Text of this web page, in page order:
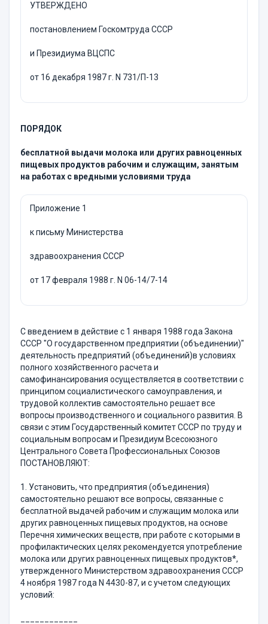
УТВЕРЖДЕНО
постановлением Госкомтруда СССР
и Президиума ВЦСПС
от 16 декабря 1987 г. N 731/П-13
ПОРЯДОК
бесплатной выдачи молока или других равноценных
пищевых продуктов рабочим и служащим, занятым
на работах с вредными условиями труда
Приложение 1
к письму Министерства
здравоохранения СССР
от 17 февраля 1988 г. N 06-14/7-14
С введением в действие с 1 января 1988 года Закона
СССР "О государственном предприятии (объединении)"
деятельность предприятий (объединений)в условиях
полного хозяйственного расчета и
самофинансирования осуществляется в соответствии с
принципом социалистического самоуправления, и
трудовой коллектив самостоятельно решает все
вопросы производственного и социального развития. В
связи с этим Государственный комитет СССР по труду и
социальным вопросам и Президиум Всесоюзного
Центрального Совета Профессиональных Союзов
ПОСТАНОВЛЯЮТ:
1. Установить, что предприятия (объединения)
самостоятельно решают все вопросы, связанные с
бесплатной выдачей рабочим и служащим молока или
других равноценных пищевых продуктов, на основе
Перечня химических веществ, при работе с которыми в
профилактических целях рекомендуется употребление
молока или других равноценных пищевых продуктов*,
утвержденного Министерством здравоохранения СССР
4 ноября 1987 года N 4430-87, и с учетом следующих
условий: